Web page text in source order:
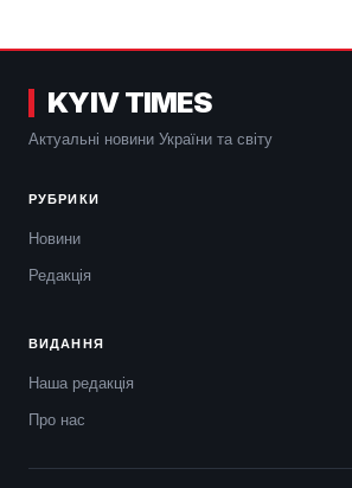
KYIV TIMES
Актуальні новини України та світу
РУБРИКИ
Новини
Редакція
ВИДАННЯ
Наша редакція
Про нас